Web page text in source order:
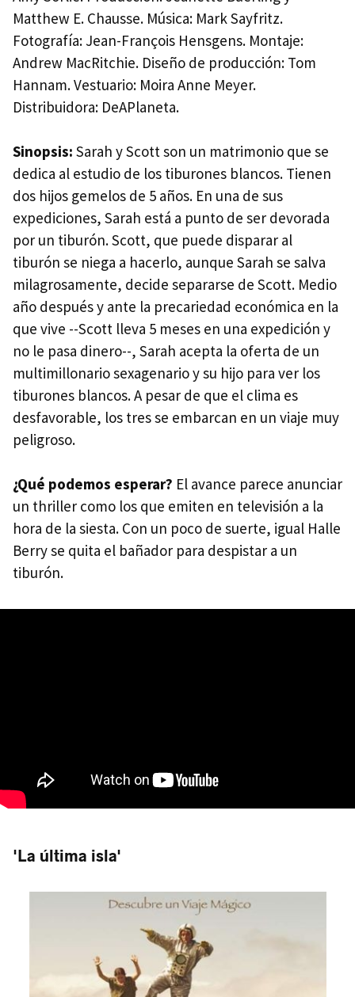
Matthew E. Chausse. Música: Mark Sayfritz.
Fotografía: Jean-François Hensgens. Montaje:
Andrew MacRitchie. Diseño de producción: Tom
Hannam. Vestuario: Moira Anne Meyer.
Distribuidora: DeAPlaneta.
Sinopsis: Sarah y Scott son un matrimonio que se
dedica al estudio de los tiburones blancos. Tienen
dos hijos gemelos de 5 años. En una de sus
expediciones, Sarah está a punto de ser devorada
por un tiburón. Scott, que puede disparar al
tiburón se niega a hacerlo, aunque Sarah se salva
milagrosamente, decide separarse de Scott. Medio
año después y ante la precariedad económica en la
que vive --Scott lleva 5 meses en una expedición y
no le pasa dinero--, Sarah acepta la oferta de un
multimillonario sexagenario y su hijo para ver los
tiburones blancos. A pesar de que el clima es
desfavorable, los tres se embarcan en un viaje muy
peligroso.
¿Qué podemos esperar? El avance parece anunciar
un thriller como los que emiten en televisión a la
hora de la siesta. Con un poco de suerte, igual Halle
Berry se quita el bañador para despistar a un
tiburón.
'La última isla'